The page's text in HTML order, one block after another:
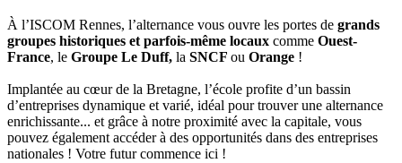
À l’ISCOM Rennes, l’alternance vous ouvre les portes de grands
groupes historiques et parfois-même locaux comme Ouest-
France, le Groupe Le Duff, la SNCF ou Orange !
Implantée au cœur de la Bretagne, l’école profite d’un bassin
d’entreprises dynamique et varié, idéal pour trouver une alternance
enrichissante... et grâce à notre proximité avec la capitale, vous
pouvez également accéder à des opportunités dans des entreprises
nationales ! Votre futur commence ici !